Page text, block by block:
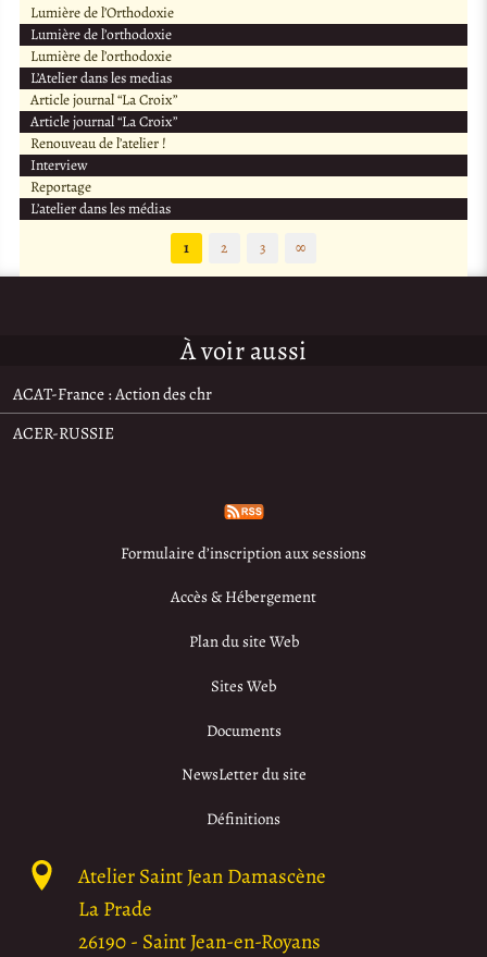
Lumière de l’Orthodoxie
Lumière de l’orthodoxie
Lumière de l’orthodoxie
L’Atelier dans les medias
Article journal “La Croix”
Article journal “La Croix”
Renouveau de l’atelier !
Interview
Reportage
L’atelier dans les médias
1
2 3 ∞
À voir aussi
ACAT-France : Action des chr
ACER-RUSSIE
Formulaire d’inscription aux sessions
Accès & Hébergement
Plan du site Web
Sites Web
Documents
NewsLetter du site
Définitions
Atelier Saint Jean Damascène
La Prade
26190- Saint Jean-en-Royans